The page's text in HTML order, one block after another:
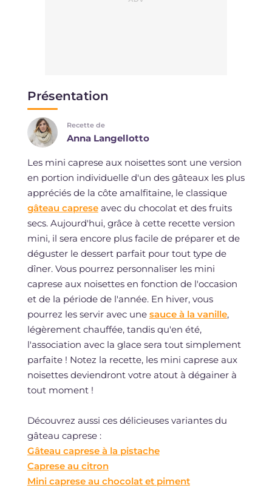
Présentation
Recette de
Anna Langellotto
Les mini caprese aux noisettes sont une version
en portion individuelle d'un des gâteaux les plus
appréciés de la côte amalfitaine, le classique
gâteau capreseavec du chocolat et des fruits
secs. Aujourd'hui, grâce à cette recette version
mini, il sera encore plus facile de préparer et de
déguster le dessert parfait pour tout type de
dîner. Vous pourrez personnaliser les mini
caprese aux noisettes en fonction de l'occasion
et de la période de l'année. En hiver, vous
pourrez les servir avec une sauce à la vanille,
légèrement chauffée, tandis qu'en été,
l'association avec la glace sera tout simplement
parfaite ! Notez la recette, les mini caprese aux
noisettes deviendront votre atout à dégainer à
tout moment !
Découvrez aussi ces délicieuses variantes du
gâteau caprese :
Gâteau caprese à la pistache
Caprese au citron
Mini caprese au chocolat et piment